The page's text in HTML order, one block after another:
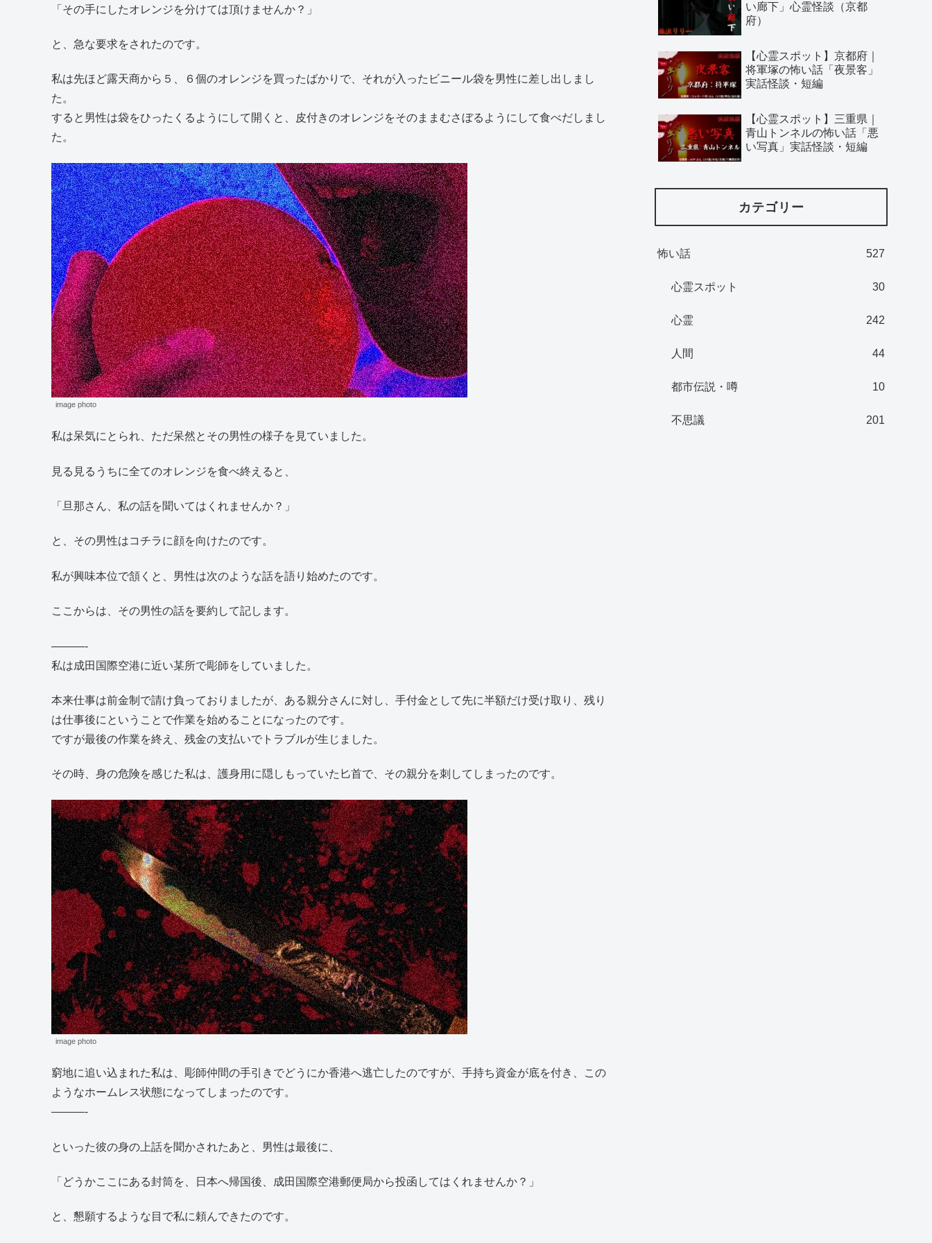
「その手にしたオレンジを分けては頂けませんか？」
と、急な要求をされたのです。
私は先ほど露天商から５、６個のオレンジを買ったばかりで、それが入ったビニール袋を男性に差し出しまし
た。
すると男性は袋をひったくるようにして開くと、皮付きのオレンジをそのままむさぼるようにして食べだしまし
た。
image photo
私は呆気にとられ、ただ呆然とその男性の様子を見ていました。
見る見るうちに全てのオレンジを食べ終えると、
「旦那さん、私の話を聞いてはくれませんか？」
と、その男性はコチラに顔を向けたのです。
私が興味本位で頷くと、男性は次のような話を語り始めたのです。
ここからは、その男性の話を要約して記します。
———-
私は成田国際空港に近い某所で彫師をしていました。
本来仕事は前金制で請け負っておりましたが、ある親分さんに対し、手付金として先に半額だけ受け取り、残り
は仕事後にということで作業を始めることになったのです。
ですが最後の作業を終え、残金の支払いでトラブルが生じました。
その時、身の危険を感じた私は、護身用に隠しもっていた匕首で、その親分を刺してしまったのです。
image photo
窮地に追い込まれた私は、彫師仲間の手引きでどうにか香港へ逃亡したのですが、手持ち資金が底を付き、この
ようなホームレス状態になってしまったのです。
———-
といった彼の身の上話を聞かされたあと、男性は最後に、
「どうかここにある封筒を、日本へ帰国後、成田国際空港郵便局から投函してはくれませんか？」
と、懇願するような目で私に頼んできたのです。
い廊下」心霊怪談（京都
府）
【心霊スポット】京都府｜
将軍塚の怖い話「夜景客」
実話怪談・短編
【心霊スポット】三重県｜
青山トンネルの怖い話「悪
い写真」実話怪談・短編
カテゴリー
怖い話 527
心霊スポット 30
心霊 242
人間 44
都市伝説・噂 10
不思議 201